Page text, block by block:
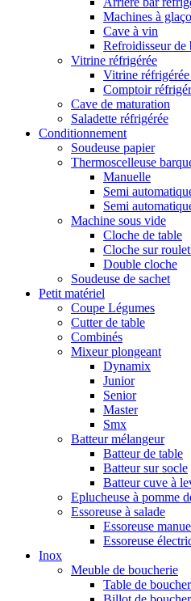
Machines à
Cave à vin
Refroidisseur de
Vitrine réfrigérée
Vitrine réfrigérée
Comptoir
Cave de maturation
Saladette réfrigérée
Conditionnement
Soudeuse papier
Thermoscelleuse
Manuelle
Semi
Semi
Machine sous vide
Cloche de table
Cloche sur
Double cloche
Soudeuse de sachet
Petit matériel
Coupe Légumes
Cutter de table
Combinés
Mixeur plongeant
Dynamix
Junior
Senior
Master
Smx
Batteur mélangeur
Batteur de table
Batteur sur socle
Batteur cuve à
Eplucheuse à pomme
Essoreuse à salade
Essoreuse
Essoreuse
Inox
Meuble de boucherie
Table de